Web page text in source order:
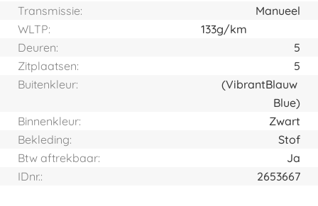
Transmissie:
Manueel
WLTP:
133g/km
Deuren:
5
Zitplaatsen:
5
Buitenkleur:
Blauw
(Vibrant
Blue)
Binnenkleur:
Zwart
Bekleding:
Stof
Btw aftrekbaar:
Ja
IDnr.:
2653667